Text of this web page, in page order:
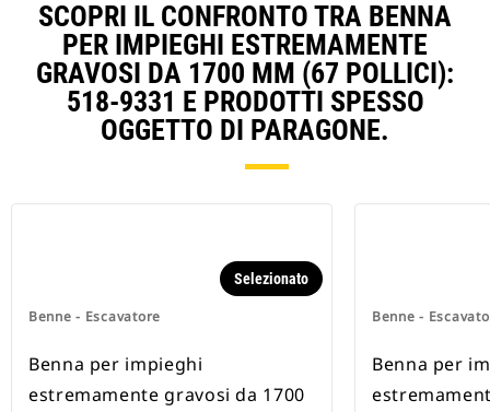
SCOPRI IL CONFRONTO TRA BENNA
PER IMPIEGHI ESTREMAMENTE
GRAVOSI DA 1700 MM (67 POLLICI):
518-9331 E PRODOTTI SPESSO
OGGETTO DI PARAGONE.
Benne - Escavatore
Selezionato
Benna per impieghi
estremamente gravosi da 1700
Benne -
Benna per